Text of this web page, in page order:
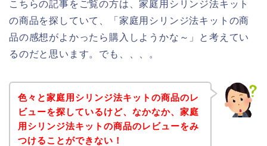
こちらの記事をご覧の方は、家庭用シリンジ法キット
の商品を探していて、「家庭用シリンジ法キットの商
品の感想がよかったら購入しようかな～」と考えてい
るのだと思います。でも、、、。
色々と家庭用シリンジ法キットの商品のレ
ビューを探しているけど、なかなか、家庭
用シリンジ法キットの商品のレビューをみ
つけることができない！